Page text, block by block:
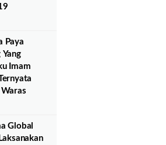
Paya
Yang
Imam
Waras
Global